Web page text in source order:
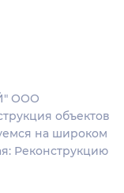
ООО
объектов
на широком
Реконструкцию